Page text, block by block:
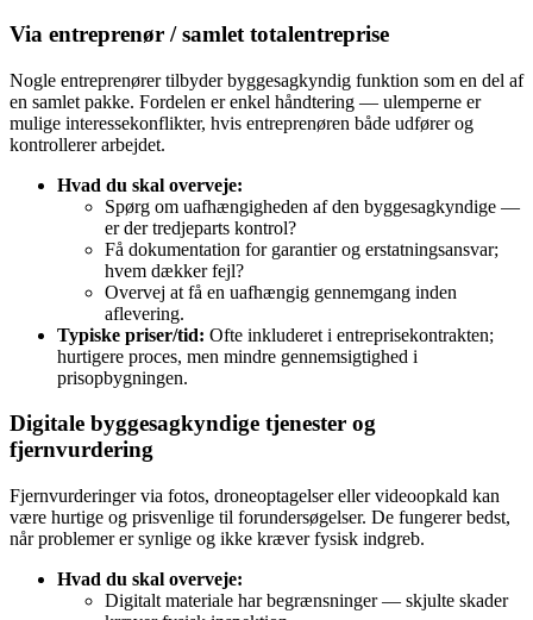
Via entreprenør / samlet totalentreprise
Nogle entreprenører tilbyder byggesagkyndig funktion som en del af
en samlet pakke. Fordelen er enkel håndtering — ulemperne er
mulige interessekonflikter, hvis entreprenøren både udfører og
kontrollerer arbejdet.
Hvad du skal overveje:
Spørg om uafhængigheden af den byggesagkyndige —
er der tredjeparts kontrol?
Få dokumentation for garantier og erstatningsansvar;
hvem dækker fejl?
Overvej at få en uafhængig gennemgang inden
aflevering.
Typiske priser/tid: Ofte inkluderet i entreprisekontrakten;
hurtigere proces, men mindre gennemsigtighed i
prisopbygningen.
Digitale byggesagkyndige tjenester og
fjernvurdering
Fjernvurderinger via fotos, droneoptagelser eller videoopkald kan
være hurtige og prisvenlige til forundersøgelser. De fungerer bedst,
når problemer er synlige og ikke kræver fysisk indgreb.
Hvad du skal overveje:
Digitalt materiale har begrænsninger — skjulte skader